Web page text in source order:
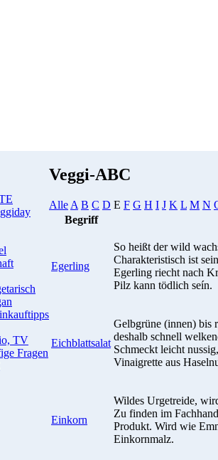
TV
Fragen
Veggi-ABC
Alle A B C D E F G H I J K L M N
Begriff
Egerling
So heißt der wild
Charakteristisch ist
Egerling riecht nach
Pilz kann tödlich seín.
Eichblattsalat
Gelbgrüne (innen) bis
deshalb schnell
Schmeckt leicht
Vinaigrette aus
Einkorn
Wildes Urgetreide,
Zu finden im
Produkt. Wird wie
Einkornmalz.